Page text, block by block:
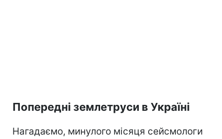
Попередні землетруси в Україні
Нагадаємо, минулого місяця сейсмологи